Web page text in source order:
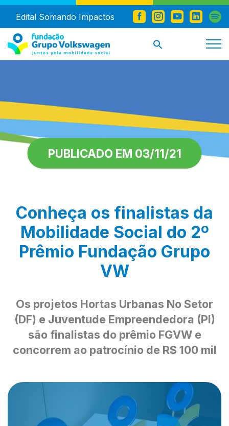
Edital Somando Impactos
PUBLICADO EM 03/11/21
Conheça os finalistas da
Mobilidade Social do 2º
Prêmio Fundação Grupo
VW
Os projetos Hortas Urbanas No Setor
(DF) e Juventude Empreendedora (PI)
são finalistas do prêmio FGVW e
concorrem ao patrocínio de R$ 100 mil